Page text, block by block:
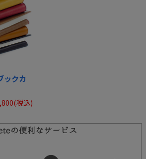
ックカ
(税込)